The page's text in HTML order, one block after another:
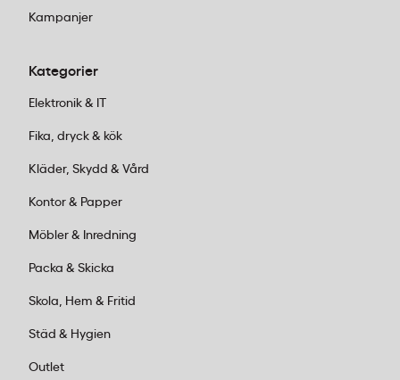
Kampanjer
Kategorier
Elektronik & IT
Fika, dryck & kök
Kläder, Skydd & Vård
Kontor & Papper
Möbler & Inredning
Packa & Skicka
Skola, Hem & Fritid
Städ & Hygien
Outlet